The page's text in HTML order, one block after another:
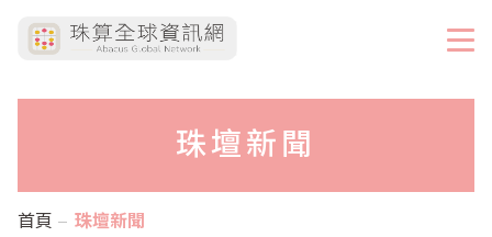
珠壇新聞
首頁 珠壇新聞